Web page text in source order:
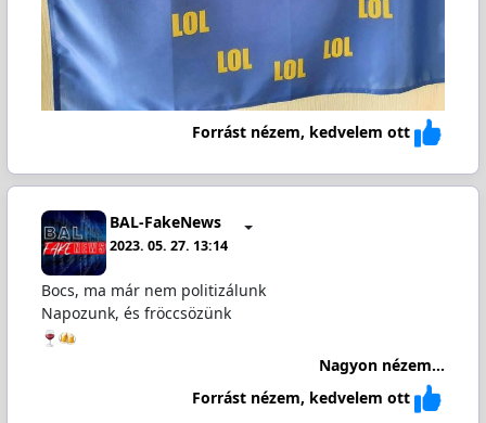
Forrást nézem, kedvelem ott
BAL-FakeNews
2023. 05. 27. 13:14
Bocs, ma már nem politizálunk
Napozunk, és fröccsözünk
Nagyon nézem...
Forrást nézem, kedvelem ott